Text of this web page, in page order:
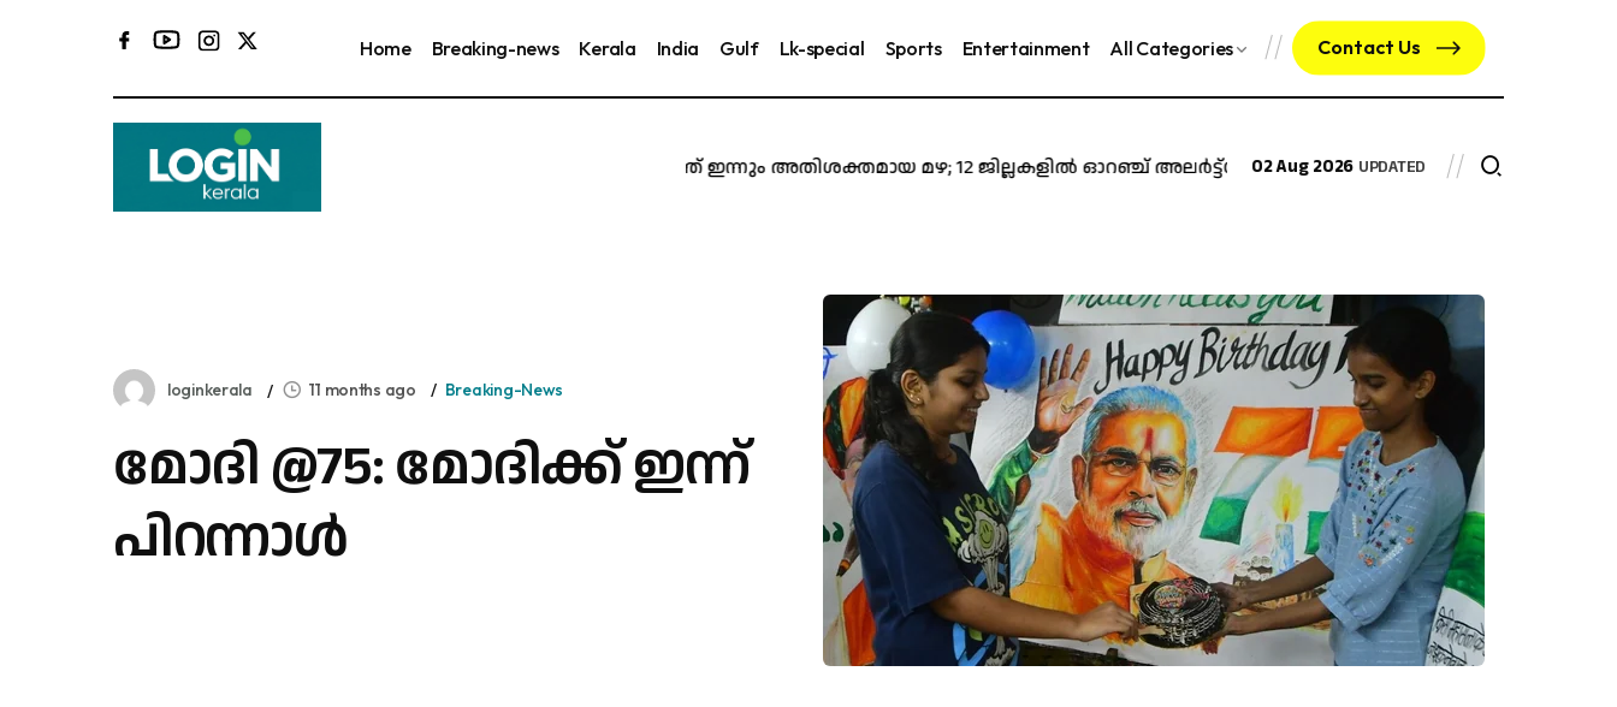
Home Breaking-news Kerala India Gulf Lk-special Sports Entertainment All Categories Contact Us
സം​സ്ഥാ​ന​ത്ത് ഇ​ന്നും അ​തി​ശ​ക്ത​മാ​യ മ​ഴ; 12 ജില്ലകളിൽ ഓറഞ്ച് അലർട്ട്കേരള ബ്ലാസ്റ്റേഴ്‌സ് ഏറ്റെടുക്കൽ ചർച്ചകൾ
02 Aug 2026 UPDATED
loginkerala 11 months ago Breaking-News
മോദി @75: മോദിക്ക് ഇന്ന്
പിറന്നാൾ